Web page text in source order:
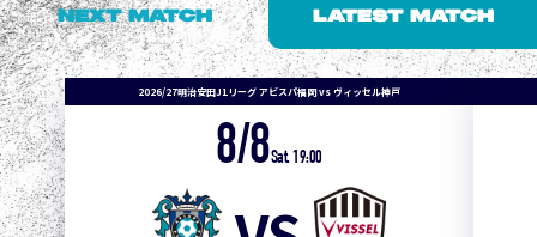
NEXT MATCH LATEST MATCH
2026/27明治安田J1リーグ アビスパ福岡 vs ヴィッセル神戸
8/8Sat. 19:00